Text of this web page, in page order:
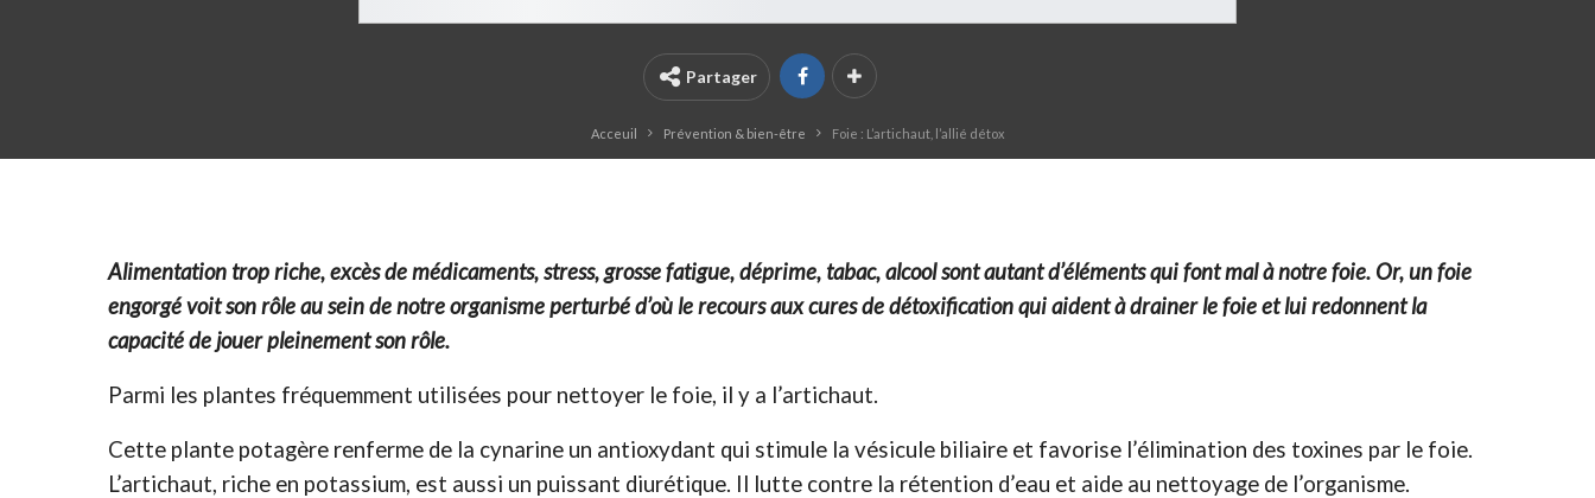
Partager
Acceuil Prévention & bien-être Foie : L’artichaut, l’allié détox
Alimentation trop riche, excès de médicaments, stress, grosse fatigue, déprime, tabac, alcool sont autant d’éléments qui font mal à notre foie. Or, un foie
engorgé voit son rôle au sein de notre organisme perturbé d’où le recours aux cures de détoxification qui aident à drainer le foie et lui redonnent la
capacité de jouer pleinement son rôle.
Parmi les plantes fréquemment utilisées pour nettoyer le foie, il y a l’artichaut.
Cette plante potagère renferme de la cynarine un antioxydant qui stimule la vésicule biliaire et favorise l’élimination des toxines par le foie.
L’artichaut, riche en potassium, est aussi un puissant diurétique. Il lutte contre la rétention d’eau et aide au nettoyage de l’organisme.